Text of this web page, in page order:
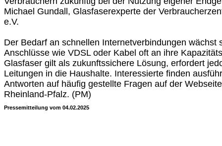
Michael Gundall, Glasfaserexperte der
e.V.
Der Bedarf an schnellen Internetverbindungen wächst
Anschlüsse wie VDSL oder Kabel oft an ihre
Glasfaser gilt als zukunftssichere Lösung, erfordert
Leitungen in die Haushalte. Interessierte finden
Antworten auf häufig gestellte Fragen auf der
Rheinland-Pfalz. (PM)
Pressemitteilung vom 04.02.2025